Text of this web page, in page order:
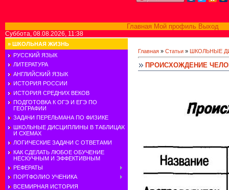
Главная Мой профиль Выход
Суббота, 08.08.2026, 11:38
» ШКОЛЬНАЯ ЖИЗНЬ
РУССКИЙ ЯЗЫК
ЛИТЕРАТУРА
АНГЛИЙСКИЙ ЯЗЫК
ИСТОРИЯ РОССИИ
ИСТОРИЯ СРЕДНИХ ВЕКОВ
ПОДГОТОВКА К ОГЭ И ЕГЭ ПО
ГЕОГРАФИИ
ЗАДАЧИ ПЕРЕЛЬМАНА ПО ФИЗИКЕ
ШКОЛЬНЫЕ ДИСЦИПЛИНЫ В ТАБЛИЦАХ
И СХЕМАХ
ЛОГИЧЕСКИЕ ЗАДАЧИ С ОТВЕТАМИ
КАК СДЕЛАТЬ ЛЮБОЕ ОБУЧЕНИЕ
НЕСКУЧНЫМ И ЭФФЕКТИВНЫМ
РЕФЕРАТЫ
ПОРТФОЛИО УЧЕНИКА
ВСЕМИРНАЯ ИСТОРИЯ
Главная » Статьи » ШКОЛЬНЫЕ
ПРОИСХОЖДЕНИЕ